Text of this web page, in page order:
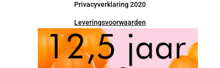
Privacyverklaring 2020
Leveringsvoorwaarden